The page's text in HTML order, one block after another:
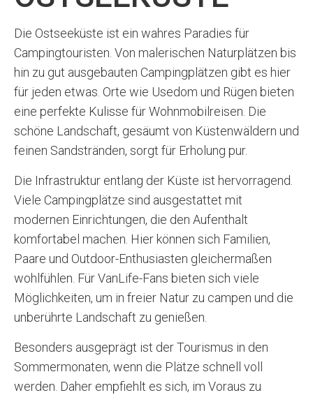
Die Ostseeküste ist ein wahres Paradies für
Campingtouristen. Von malerischen Naturplätzen bis
hin zu gut ausgebauten Campingplätzen gibt es hier
für jeden etwas. Orte wie Usedom und Rügen bieten
eine perfekte Kulisse für Wohnmobilreisen. Die
schöne Landschaft, gesäumt von Küstenwäldern und
feinen Sandstränden, sorgt für Erholung pur.
Die Infrastruktur entlang der Küste ist hervorragend.
Viele Campingplätze sind ausgestattet mit
modernen Einrichtungen, die den Aufenthalt
komfortabel machen. Hier können sich Familien,
Paare und Outdoor-Enthusiasten gleichermaßen
wohlfühlen. Für VanLife-Fans bieten sich viele
Möglichkeiten, um in freier Natur zu campen und die
unberührte Landschaft zu genießen.
Besonders ausgeprägt ist der Tourismus in den
Sommermonaten, wenn die Plätze schnell voll
werden. Daher empfiehlt es sich, im Voraus zu